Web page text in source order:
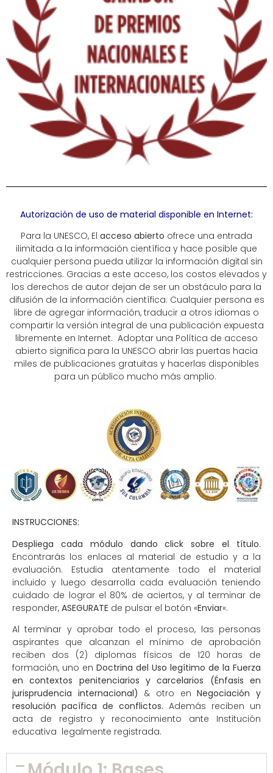
Autorización de uso de material disponible en Internet:
Para la UNESCO, El acceso abierto ofrece una entrada
ilimitada a la información científica y hace posible que
cualquier persona pueda utilizar la información digital sin
restricciones. Gracias a este acceso, los costos elevados y
los derechos de autor dejan de ser un obstáculo para la
difusión de la información científica. Cualquier persona es
libre de agregar información, traducir a otros idiomas o
compartir la versión integral de una publicación expuesta
libremente en Internet. Adoptar una Política de acceso
abierto significa para la UNESCO abrir las puertas hacia
miles de publicaciones gratuitas y hacerlas disponibles
para un público mucho más amplio.
INSTRUCCIONES:
Despliega cada módulo dando click sobre el título.
Encontrarás los enlaces al material de estudio y a la
evaluación. Estudia atentamente todo el material
incluido y luego desarrolla cada evaluación teniendo
cuidado de lograr el 80% de aciertos, y al terminar de
responder, ASEGURATE de pulsar el botón «Enviar«.
Al terminar y aprobar todo el proceso, las personas
aspirantes que alcanzan el mínimo de aprobación
reciben dos (2) diplomas físicos de 120 horas de
formación, uno en Doctrina del Uso legítimo de la Fuerza
en contextos penitenciarios y carcelarios (Énfasis en
jurisprudencia internacional) & otro en Negociación y
resolución pacífica de conflictos. Además reciben un
acta de registro y reconocimiento ante Institución
educativa legalmente registrada.